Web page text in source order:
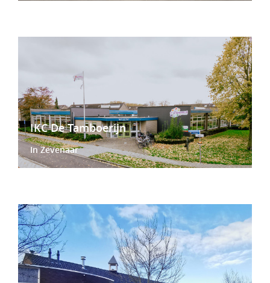
IKC De Tamboerijn
In Zevenaar